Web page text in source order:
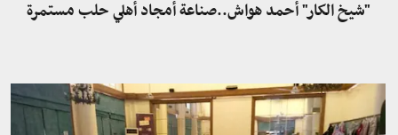
"شيخ الكار" أحمد هواش..صناعة أمجاد أهلي حلب مستمرة